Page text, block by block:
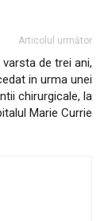
Articolul următor
varsta de trei ani,
in urma unei
chirurgicale, la
Marie Currie